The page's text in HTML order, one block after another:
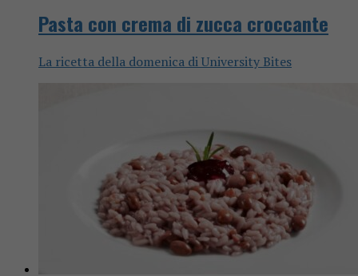
Pasta con crema di zucca croccante
La ricetta della domenica di University Bites